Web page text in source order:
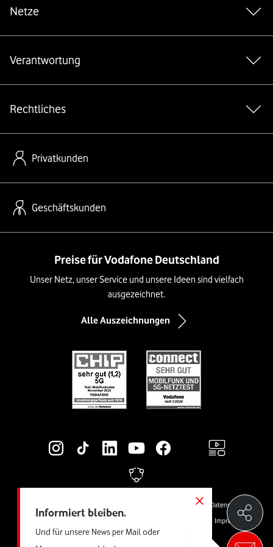
Informiert bleiben.
Und für unsere News per Mail oder
Netze
Verantwortung
Rechtliches
Privatkunden
Geschäftskunden
Preise für Vodafone Deutschland
Unser Netz, unser Service und unsere Ideen sind vielfach
ausgezeichnet.
Alle Auszeichnungen
Social-Media-Links
Cookies
Datenschutz
Impressum
Barrierefreiheit